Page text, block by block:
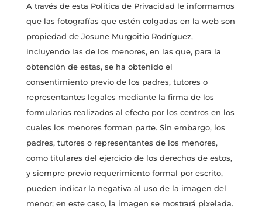
A través de esta Política de Privacidad le informamos
que las fotografías que estén colgadas en la web son
propiedad de Josune Murgoitio Rodríguez,
incluyendo las de los menores, en las que, para la
obtención de estas, se ha obtenido el
consentimiento previo de los padres, tutores o
representantes legales mediante la firma de los
formularios realizados al efecto por los centros en los
cuales los menores forman parte. Sin embargo, los
padres, tutores o representantes de los menores,
como titulares del ejercicio de los derechos de estos,
y siempre previo requerimiento formal por escrito,
pueden indicar la negativa al uso de la imagen del
menor; en este caso, la imagen se mostrará pixelada.